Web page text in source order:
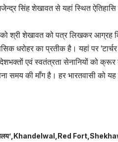
सिंह शेखावत से यहां स्थित
श्री शेखावत को पत्र लिखकर आग्रह
धरोहर का प्रतीक है। यहां पर
एवं स्वतंत्रता सेनानियों को क्रूर
समय की माँग है। हर भारतवासी को
Khandelwal Red Fort